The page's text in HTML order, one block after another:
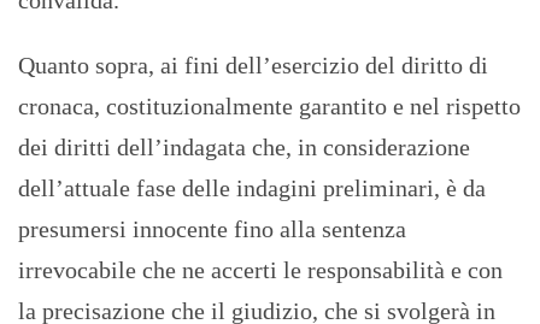
Quanto sopra, ai fini dell’esercizio del diritto di
cronaca, costituzionalmente garantito e nel rispetto
dei diritti dell’indagata che, in considerazione
dell’attuale fase delle indagini preliminari, è da
presumersi innocente fino alla sentenza
irrevocabile che ne accerti le responsabilità e con
la precisazione che il giudizio, che si svolgerà in